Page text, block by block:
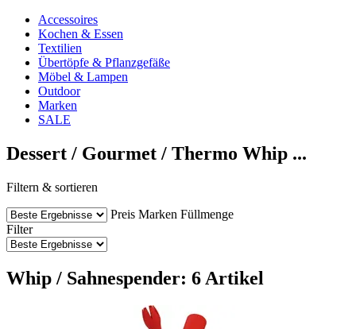
Accessoires
Kochen & Essen
Textilien
Übertöpfe & Pflanzgefäße
Möbel & Lampen
Outdoor
Marken
SALE
Dessert / Gourmet / Thermo Whip ...
Filtern & sortieren
Preis Marken Füllmenge
Filter
Whip / Sahnespender: 6 Artikel